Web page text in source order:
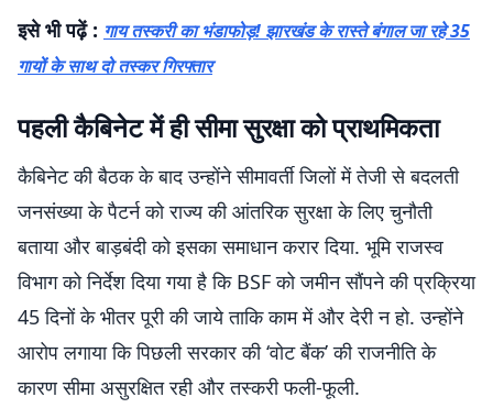
इसे भी पढ़ें : गाय तस्करी का भंडाफोड़! झारखंड के रास्ते बंगाल जा रहे 35
गायों के साथ दो तस्कर गिरफ्तार
पहली कैबिनेट में ही सीमा सुरक्षा को प्राथमिकता
कैबिनेट की बैठक के बाद उन्होंने सीमावर्ती जिलों में तेजी से बदलती
जनसंख्या के पैटर्न को राज्य की आंतरिक सुरक्षा के लिए चुनौती
बताया और बाड़बंदी को इसका समाधान करार दिया. भूमि राजस्व
विभाग को निर्देश दिया गया है कि BSF को जमीन सौंपने की प्रक्रिया
45 दिनों के भीतर पूरी की जाये ताकि काम में और देरी न हो. उन्होंने
आरोप लगाया कि पिछली सरकार की ‘वोट बैंक’ की राजनीति के
कारण सीमा असुरक्षित रही और तस्करी फली-फूली.